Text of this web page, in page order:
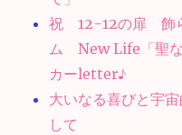
祝 12-12の扉 飾ら
ム New Life「聖な
カーletter♪
大いなる喜びと宇
して